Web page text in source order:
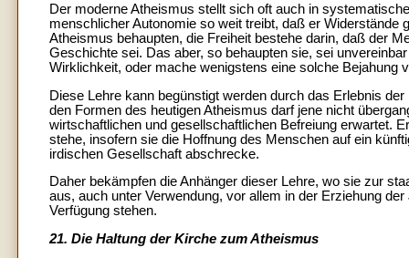
Der moderne Atheismus stellt sich oft auch in
menschlicher Autonomie so weit treibt, daß er
Atheismus behaupten, die Freiheit bestehe darin, daß der
Geschichte sei. Das aber, so behaupten sie, sei
Wirklichkeit, oder mache wenigstens eine solche Bejahung
Diese Lehre kann begünstigt werden durch das Erlebnis
den Formen des heutigen Atheismus darf jene nicht
wirtschaftlichen und gesellschaftlichen Befreiung erwartet.
stehe, insofern sie die Hoffnung des Menschen auf ein
irdischen Gesellschaft abschrecke.
Daher bekämpfen die Anhänger dieser Lehre, wo sie zur
aus, auch unter Verwendung, vor allem in der Erziehung
Verfügung stehen.
21. Die Haltung der Kirche zum Atheismus